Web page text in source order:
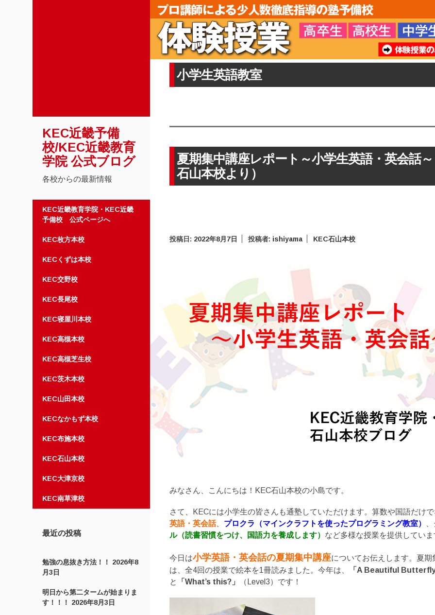
KEC近畿予備
校/KEC近畿教育
学院 公式ブログ
各校からの最新情報
コンテンツへスキップ
KEC近畿教育学院・KEC近畿
予備校 公式ページへ
KEC枚方本校
KECくずは本校
KEC交野校
KEC長尾校
KEC寝屋川本校
KEC高槻本校
KEC高槻芝生校
KEC茨木本校
KEC山田本校
KECなかもず本校
KEC布施本校
KEC石山本校
KEC大津京校
KEC南草津校
最近の投稿
勉強の息抜き方法！！
2026年8
月3日
明日から第二タームが始まりま
す！！！
2026年8月3日
小学生英語教室
夏期集中講座レポート～小学生英語・英会話
石山本校より）
投稿日: 2022年8月7日 投稿者: ishiyama KEC石山本校
みなさん、こんにちは！KEC石山本校の小島です。
さて、KECには小学生の皆さんも通塾していただけます。算数や国語だけ
英語・英会話、 プロクラ（マインクラフトを使ったプログラミング教室） 、
ル（読書習慣をつけ、国語力を養成します） など多様な授業を提供してい
今日は小学英語・英会話の夏期集中講座についてお伝えします。夏期
は、全4回の授業で絵本を1冊読みました。今年は、
「A Beautiful
と
「What’s this?」 （Level3）です！